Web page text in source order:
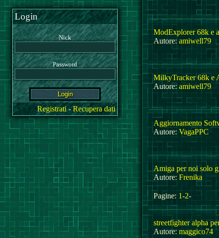
Login
Nick
Password
Registrati-Recupera dati
ModExplorer 68k e
Autore: amiwell79
MilkyTracker 68k e
Autore:amiwell79
Aggiornamento
Autore: VagaPPC
Amiga per noi solo
Autore: Frenika
Pagine: 1-2-
streetfighter alpha
Autore: maggico74